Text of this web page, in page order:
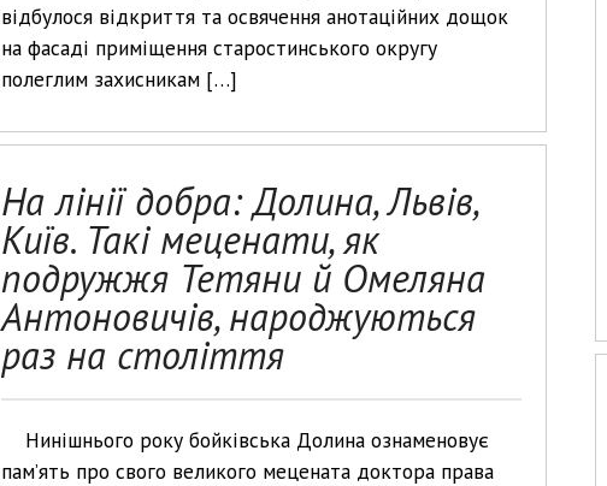
відбулося відкриття та освячення анотаційних дощок
на фасаді приміщення старостинського округу
полеглим захисникам […]
На лінії добра: Долина, Львів,
Київ. Такі меценати, як
подружжя Тетяни й Омеляна
Антоновичів, народжуються
раз на століття
Нинішнього року бойківська Долина ознаменовує
пам’ять про свого великого мецената доктора права